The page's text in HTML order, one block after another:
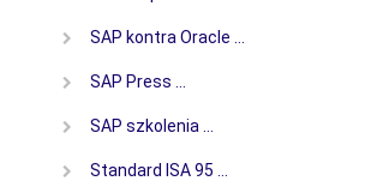
SAP kontra Oracle …
SAP Press …
SAP szkolenia …
Standard ISA 95 …